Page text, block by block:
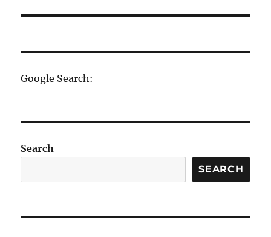
文
Google Search:
Search
SEARCH